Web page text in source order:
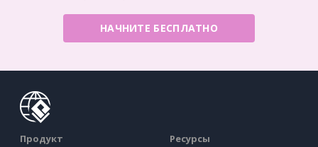
НАЧНИТЕ БЕСПЛАТНО
Продукт Ресурсы